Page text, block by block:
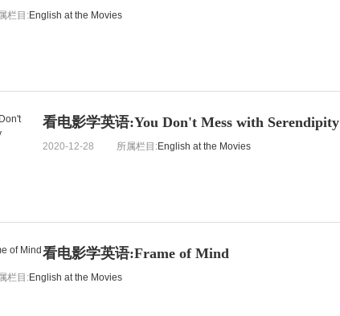
栏目:English at the Movies
看电影学英语:You Don't Mess with Serendipity
2020-12-28 所属栏目:English at the Movies
看电影学英语:Frame of Mind
栏目:English at the Movies